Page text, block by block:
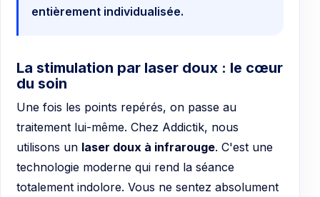
entièrement individualisée.
La stimulation par laser doux : le cœur
du soin
Une fois les points repérés, on passe au
traitement lui-même. Chez Addictik, nous
utilisons un laser doux à infrarouge. C'est une
technologie moderne qui rend la séance
totalement indolore. Vous ne sentez absolument